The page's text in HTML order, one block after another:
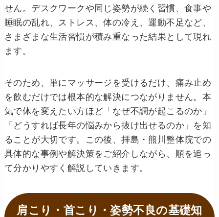
せん。デスクワークや同じ姿勢が続く習慣、食事や
睡眠の乱れ、ストレス、体の冷え、運動不足など、
さまざまな生活習慣が積み重なった結果として現れ
ます。
そのため、単にマッサージを受けるだけ、痛み止め
を飲むだけでは根本的な解決につながりません。本
気で体を変えたい方ほど「なぜ不調が起こるのか」
「どうすれば長年の悩みから抜け出せるのか」を知
ることが大切です。この後、拝島・熊川整体院での
具体的な事例や解決策をご紹介しながら、順を追っ
て分かりやすく解説していきます。
肩こり・首こり・姿勢不良の基礎知